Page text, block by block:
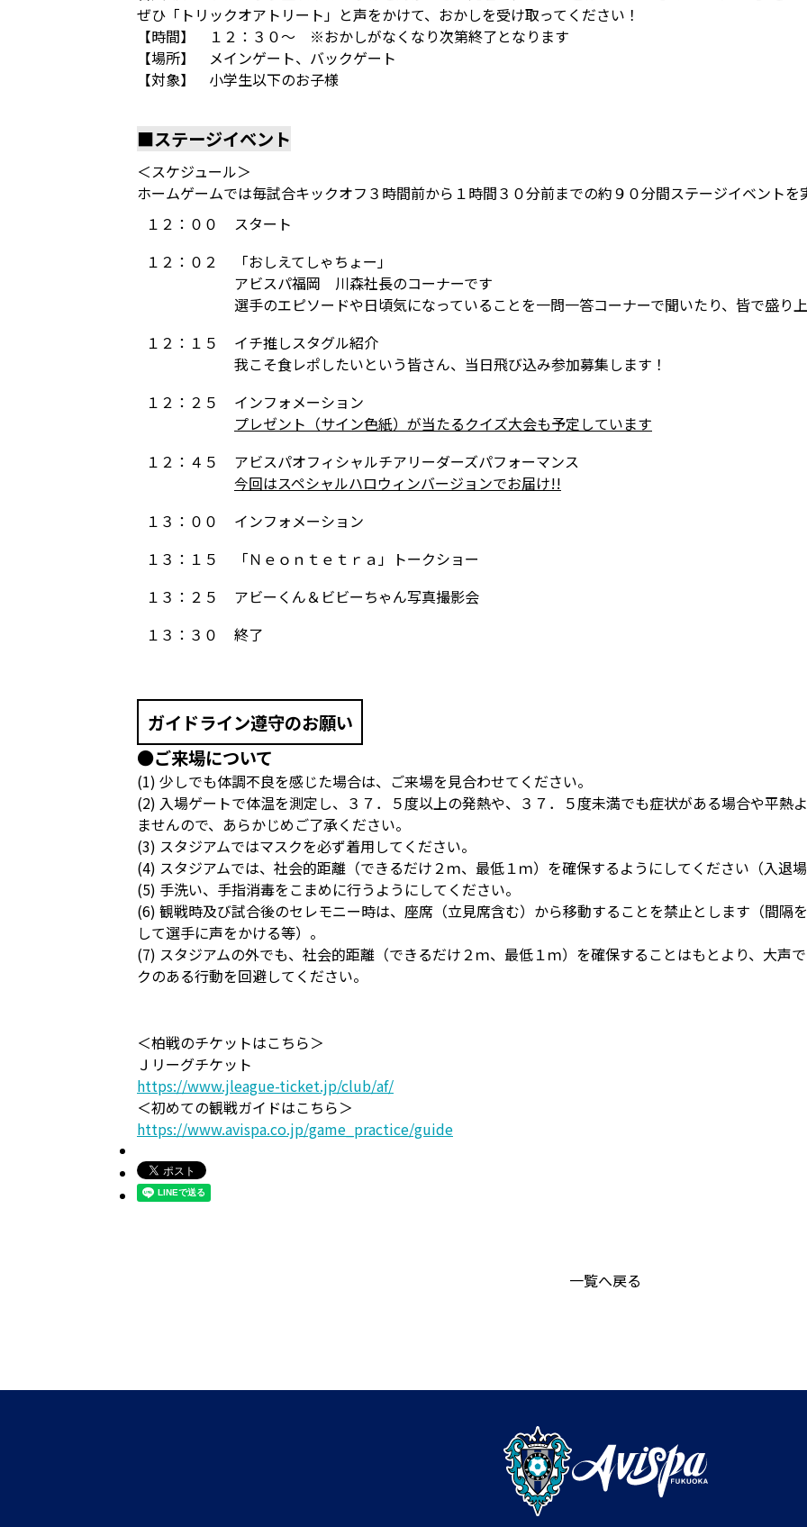
ぜひ「トリックオアトリート」と声をかけて、おかしを受け取ってください！
【時間】 １２：３０～ ※おかしがなくなり次第終了となります
【場所】 メインゲート、バックゲート
【対象】 小学生以下のお子様
■ステージイベント
＜スケジュール＞
ホームゲームでは毎試合キックオフ３時間前から１時間３０分前までの約９０分間ステージイベントを
１２：００
スタート
１２：０２
「おしえてしゃちょー」
アビスパ福岡 川森社長のコーナーです
選手のエピソードや日頃気になっていることを一問一答コーナーで聞いたり、皆で盛り
１２：１５
イチ推しスタグル紹介
我こそ食レポしたいという皆さん、当日飛び込み参加募集します！
１２：２５
インフォメーション
プレゼント（サイン色紙）が当たるクイズ大会も予定しています
１２：４５
アビスパオフィシャルチアリーダーズパフォーマンス
今回はスペシャルハロウィンバージョンでお届け!!
１３：００
インフォメーション
１３：１５
「Ｎｅｏｎｔｅｔｒａ」トークショー
１３：２５
アビーくん＆ビビーちゃん写真撮影会
１３：３０
終了
ガイドライン遵守のお願い
●ご来場について
(1) 少しでも体調不良を感じた場合は、ご来場を見合わせてください。
(2) 入場ゲートで体温を測定し、３７．５度以上の発熱や、３７．５度未満でも症状がある場合や平熱
ませんので、あらかじめご了承ください。
(3) スタジアムではマスクを必ず着用してください。
(4) スタジアムでは、社会的距離（できるだけ２ｍ、最低１ｍ）を確保するようにしてください（入退
(5) 手洗い、手指消毒をこまめに行うようにしてください。
(6) 観戦時及び試合後のセレモニー時は、座席（立見席含む）から移動することを禁止とします（間隔
して選手に声をかける等）。
(7) スタジアムの外でも、社会的距離（できるだけ２ｍ、最低１ｍ）を確保することはもとより、大声
クのある行動を回避してください。
＜柏戦のチケットはこちら＞
Ｊリーグチケット
https://www.jleague-ticket.jp/club/af/
＜初めての観戦ガイドはこちら＞
https://www.avispa.co.jp/game_practice/guide
一覧へ戻る